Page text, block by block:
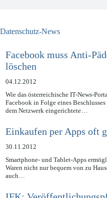
Facebook muss Anti-
löschen
04.12.2012
Wie das österreichische IT-News-
Facebook in Folge eines
Einkaufen per Apps oft
30.11.2012
Smartphone- und Tablet-Apps
Waren nicht nur bequem von zu